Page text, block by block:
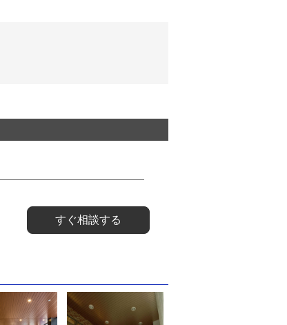
すぐ相談する